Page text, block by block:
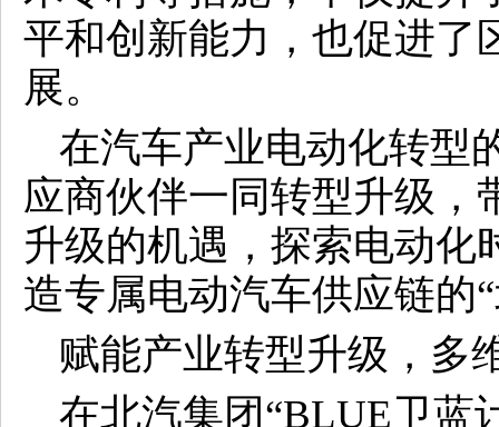
平和创新能力，也促进了
展。
在汽车产业电动化转型
应商伙伴一同转型升级，
升级的机遇，探索电动化
造专属电动汽车供应链的
赋能产业转型升级，多
在北汽集团“BLUE卫蓝